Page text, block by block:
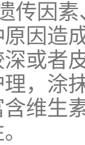
传因
因造
或者
，涂
维生